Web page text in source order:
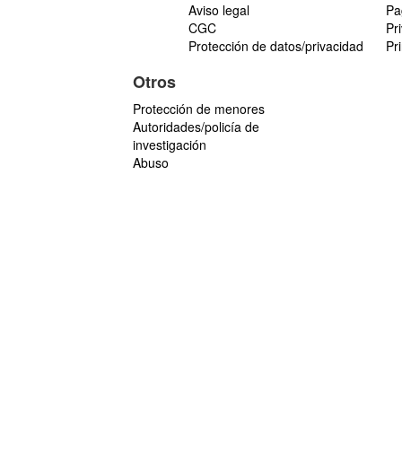
Aviso legal
CGC
Protección de datos/privacidad
Otros
Protección de menores
Autoridades/policía de
investigación
Abuso